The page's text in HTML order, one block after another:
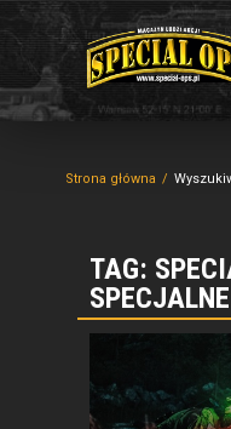
Strona główna
TAG:
SPECJALNE